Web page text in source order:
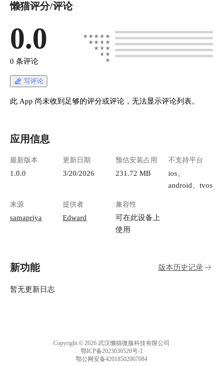
懒猫评分/评论
0.0
0 条评论
写评论
此 App 尚未收到足够的评分或评论，无法显示评论列表。
应用信息
最新版本
1.0.0
更新日期
3/20/2026
预估安装占用
231.72 MB
不支持平台
ios、
android、tvos
来源
samapriya
提供者
Edward
兼容性
可在此设备上
使用
新功能 版本历史记录
暂无更新日志
Copyright © 2026 武汉懒猫微服科技有限公司
鄂ICP备2023030520号-1
鄂公网安备42018502007084